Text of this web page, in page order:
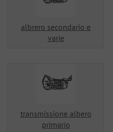
albrero secondario e
varie
transmissione albero
primario